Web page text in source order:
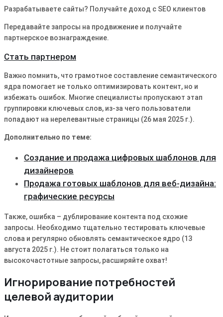
Разрабатываете сайты? Получайте доход с SEO клиентов
Передавайте запросы на продвижение и получайте
партнерское вознаграждение.
Стать партнером
Важно помнить, что грамотное составление семантического
ядра помогает не только оптимизировать контент, но и
избежать ошибок․ Многие специалисты пропускают этап
группировки ключевых слов, из-за чего пользователи
попадают на нерелевантные страницы (26 мая 2025 г․)․
Дополнительно по теме:
Создание и продажа цифровых шаблонов для
дизайнеров
Продажа готовых шаблонов для веб-дизайна:
графические ресурсы
Также, ошибка – дублирование контента под схожие
запросы․ Необходимо тщательно тестировать ключевые
слова и регулярно обновлять семантическое ядро (13
августа 2025 г․)․ Не стоит полагаться только на
высокочастотные запросы, расширяйте охват!
Игнорирование потребностей
целевой аудитории